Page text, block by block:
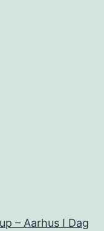
– Aarhus I Dag